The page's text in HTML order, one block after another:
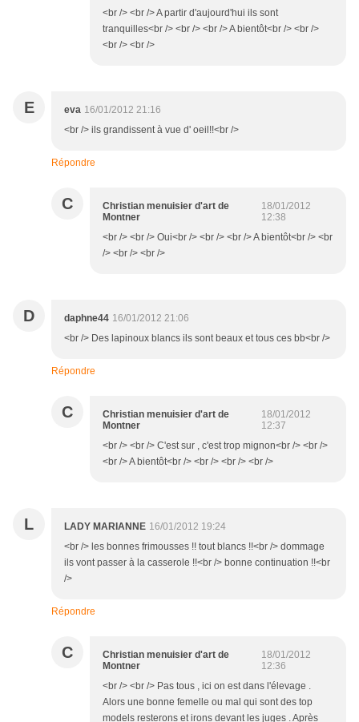
<br /> <br /> A partir d'aujourd'hui ils sont
tranquilles<br /> <br /> <br /> A bientôt<br /> <br />
<br /> <br />
E eva 16/01/2012 21:16
<br /> ils grandissent à vue d' oeil!!<br />
Répondre
C
Christian menuisier d'art de
Montner
18/01/2012
12:38
<br /> <br /> Oui<br /> <br /> <br /> A bientôt<br /> <br
/> <br /> <br />
D daphne44 16/01/2012 21:06
<br /> Des lapinoux blancs ils sont beaux et tous ces bb<br />
Répondre
C
Christian menuisier d'art de
Montner
18/01/2012
12:37
<br /> <br /> C'est sur , c'est trop mignon<br /> <br />
<br /> A bientôt<br /> <br /> <br /> <br />
L LADY MARIANNE 16/01/2012 19:24
<br /> les bonnes frimousses !! tout blancs !!<br /> dommage
ils vont passer à la casserole !!<br /> bonne continuation !!<br
/>
Répondre
C
Christian menuisier d'art de
Montner
18/01/2012
12:36
<br /> <br /> Pas tous , ici on est dans l'élevage .
Alors une bonne femelle ou mal qui sont des top
models resterons et irons devant les juges . Après